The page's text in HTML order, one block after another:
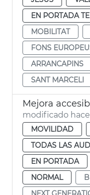
EN PORTADA
MOBILITAT
FONS
ARRANCAPINS
SANT MARCELI
Mejora
modificado
MOVILIDAD
TODAS LAS
EN PORTADA
NORMAL